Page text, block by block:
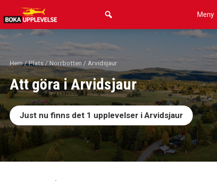
Hoppa
till
innehåll
Meny
Hem/Plats / Norrbotten / Arvidsjaur
Att göra i Arvidsjaur
Just nu finns det 1 upplevelser i Arvidsjaur